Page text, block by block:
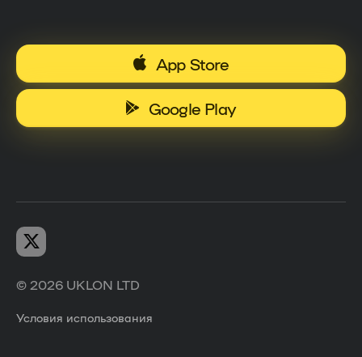
App Store
Google Play
© 2026 UKLON LTD
Условия использования